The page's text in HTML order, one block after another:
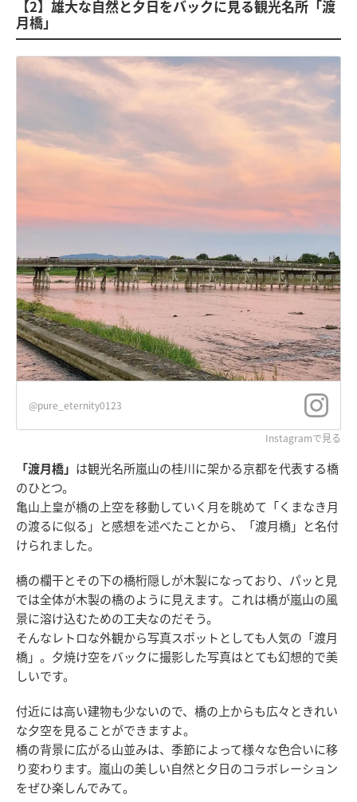
【2】雄大な自然と夕日をバックに見る観光名所「渡
月橋」
@pure_eternity0123
Instagramで見る
「渡月橋」 は観光名所嵐山の桂川に架かる京都を代表する橋
のひとつ。
亀山上皇が橋の上空を移動していく月を眺めて「くまなき月
の渡るに似る」と感想を述べたことから、「渡月橋」と名付
けられました。
橋の欄干とその下の橋桁隠しが木製になっており、パッと見
では全体が木製の橋のように見えます。これは橋が嵐山の風
景に溶け込むための工夫なのだそう。
そんなレトロな外観から写真スポットとしても人気の「渡月
橋」。夕焼け空をバックに撮影した写真はとても幻想的で美
しいです。
付近には高い建物も少ないので、橋の上からも広々ときれい
な夕空を見ることができますよ。
橋の背景に広がる山並みは、季節によって様々な色合いに移
り変わります。嵐山の美しい自然と夕日のコラボレーション
をぜひ楽しんでみて。